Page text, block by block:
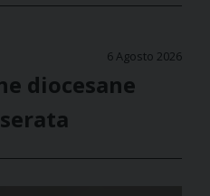
6 Agosto 2026
diocesane